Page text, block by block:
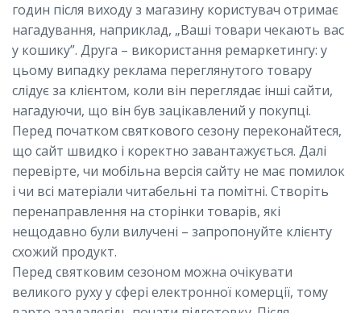
годин після виходу з магазину користувач отримає
нагадування, наприклад, „Ваші товари чекають вас
у кошику”. Друга – використання ремаркетингу: у
цьому випадку реклама переглянутого товару
слідує за клієнтом, коли він переглядає інші сайти,
нагадуючи, що він був зацікавлений у покупці.
Перед початком святкового сезону переконайтеся,
що сайт швидко і коректно завантажується. Далі
перевірте, чи мобільна версія сайту не має помилок
і чи всі матеріали читабельні та помітні. Створіть
перенаправлення на сторінки товарів, які
нещодавно були вилучені – запропонуйте клієнту
схожий продукт.
Перед святковим сезоном можна очікувати
великого руху у сфері електронної комерції, тому